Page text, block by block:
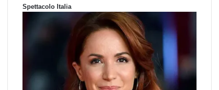
Spettacolo Italia